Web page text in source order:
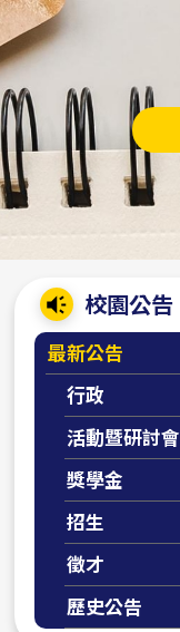
校園公告
最新公告
行政
活動暨研討會
獎學金
招生
徵才
歷史公告